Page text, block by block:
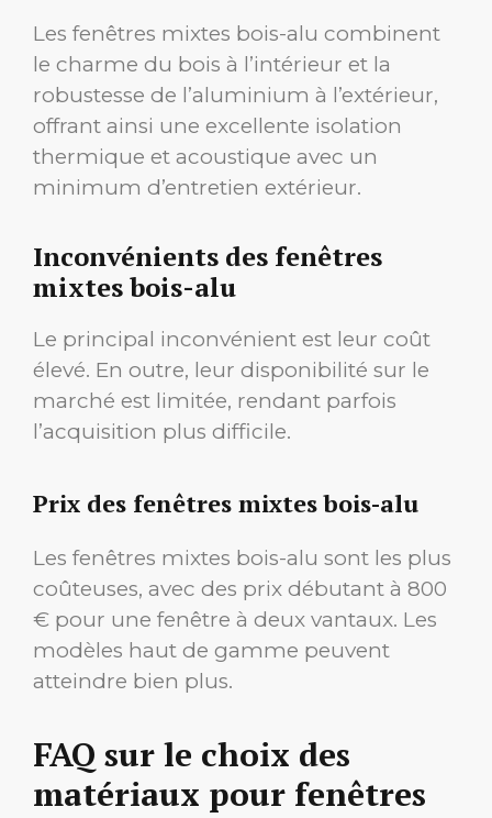
Les fenêtres mixtes bois-alu combinent
le charme du bois à l’intérieur et la
robustesse de l’aluminium à l’extérieur,
offrant ainsi une excellente isolation
thermique et acoustique avec un
minimum d’entretien extérieur.
Inconvénients des fenêtres
mixtes bois-alu
Le principal inconvénient est leur coût
élevé. En outre, leur disponibilité sur le
marché est limitée, rendant parfois
l’acquisition plus difficile.
Prix des fenêtres mixtes bois-alu
Les fenêtres mixtes bois-alu sont les plus
coûteuses, avec des prix débutant à 800
€ pour une fenêtre à deux vantaux. Les
modèles haut de gamme peuvent
atteindre bien plus.
FAQ sur le choix des
matériaux pour fenêtres